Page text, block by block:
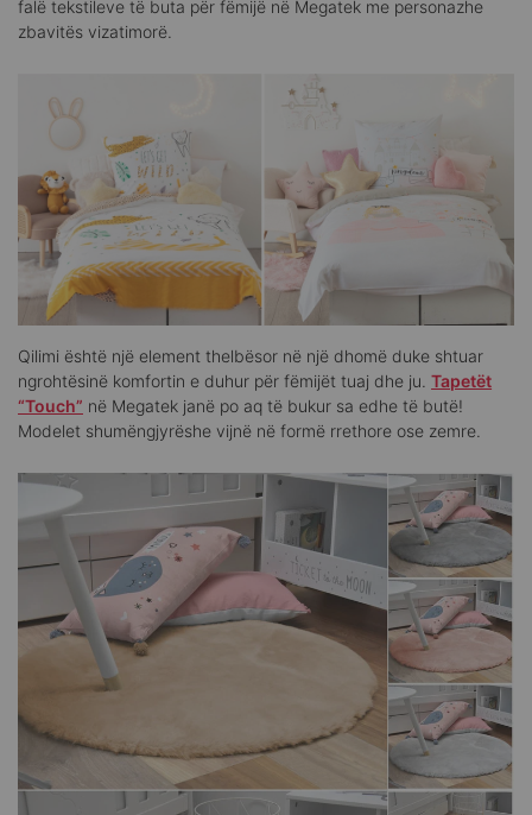
falë tekstileve të buta për fëmijë në Megatek me personazhe
zbavitës vizatimorë.
Qilimi është një element thelbësor në një dhomë duke shtuar
ngrohtësinë komfortin e duhur për fëmijët tuaj dhe ju.Tapetët
“Touch” në Megatek janë po aq të bukur sa edhe të butë!
Modelet shumëngjyrëshe vijnë në formë rrethore ose zemre.